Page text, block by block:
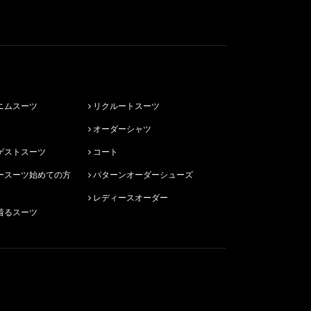
ムスーツ
ストスーツ
るスーツ
リクルートスーツ
オーダーシャツ
コート
パターンオーダーシューズ
レディースオーダー